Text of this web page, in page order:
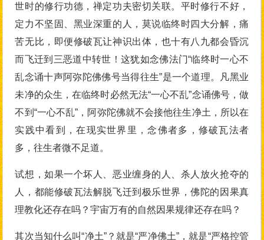
世时的修行功德，禅定功夫密切关联。平时修行不好，
定力不坚固、黑业深重的人，莫说临终时四大分解，痛
苦无比，即便修破瓦让神识出体，也十有八九都会昏沉
而飞迁到三恶道中转世！这犹如念佛法门“临终时一心不
乱念诵十声阿弥陀佛佛号当得往生”是一个道理。凡黑业
未净的众生，在临终时必然无法“一心不乱”念诵佛号，做
不到“一心不乱”，阿弥陀佛就不会接他往生净土，所以在
实践中看到，在现实世界里，念佛者多，修破瓦法者
多，往生者微不足道。
试想，如果一个坏人、恶业缠身的人、杀人放火抢夺的
人，都能修破瓦法解脱飞迁到极乐世界，佛陀的因果真
理教化还存在吗？宇宙万有的自然因果规律还存在吗？
其次当知什么叫“净土”？就是“严净佛土”，就是“严格控管